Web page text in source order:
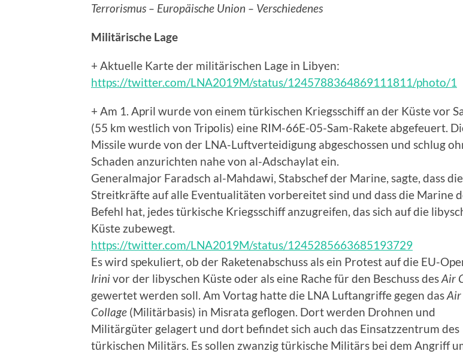
Terrorismus – Europäische Union – Verschiedenes
Militärische Lage
+ Aktuelle Karte der militärischen Lage in Libyen:
https://twitter.com/LNA2019M/status/1245788364869111811/photo/1
+ Am 1. April wurde von einem türkischen Kriegsschiff an der Küste vor
(55 km westlich von Tripolis) eine RIM-66E-05-Sam-Rakete abgefeuert.
Missile wurde von der LNA-Luftverteidigung abgeschossen und schlug
Schaden anzurichten nahe von al-Adschaylat ein.
Generalmajor Faradsch al-Mahdawi, Stabschef der Marine, sagte, dass
Streitkräfte auf alle Eventualitäten vorbereitet sind und dass die Marine
Befehl hat, jedes türkische Kriegsschiff anzugreifen, das sich auf die
Küste zubewegt.
https://twitter.com/LNA2019M/status/1245285663685193729
Es wird spekuliert, ob der Raketenabschuss als ein Protest auf die EU-
Irinivor der libyschen Küste oder als eine Rache für den Beschuss desAir
gewertet werden soll. Am Vortag hatte die LNA Luftangriffe gegen dasAir
Collage (Militärbasis) in Misrata geflogen. Dort werden Drohnen und
Militärgüter gelagert und dort befindet sich auch das Einsatzzentrum des
türkischen Militärs. Es sollen zwanzig türkische Militärs bei dem Angriff